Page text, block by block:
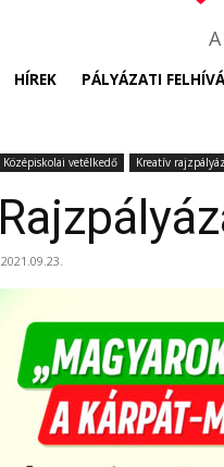
HÍREK PÁLYÁZATI
Középiskolai vetélkedő Kreatív
2021.09.23.